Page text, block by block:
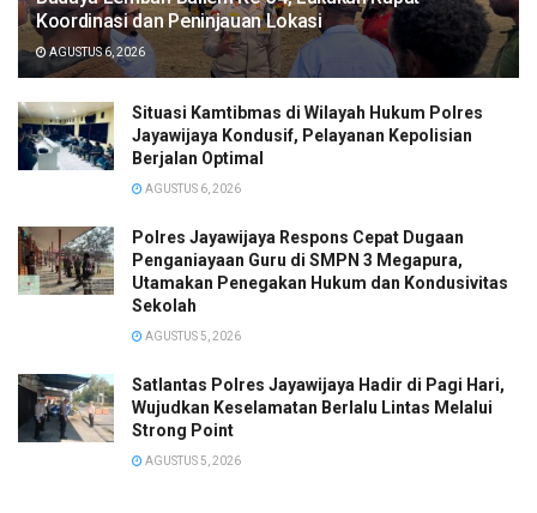
Koordinasi dan Peninjauan Lokasi
AGUSTUS 6, 2026
Situasi Kamtibmas di Wilayah Hukum Polres
Jayawijaya Kondusif, Pelayanan Kepolisian
Berjalan Optimal
AGUSTUS 6, 2026
Polres Jayawijaya Respons Cepat Dugaan
Penganiayaan Guru di SMPN 3 Megapura,
Utamakan Penegakan Hukum dan Kondusivitas
Sekolah
AGUSTUS 5, 2026
Satlantas Polres Jayawijaya Hadir di Pagi Hari,
Wujudkan Keselamatan Berlalu Lintas Melalui
Strong Point
AGUSTUS 5, 2026